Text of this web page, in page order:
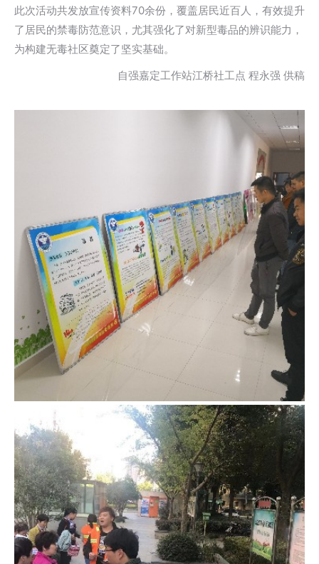
此次活动共发放宣传资料70余份，覆盖居民近百人，有效提升
了居民的禁毒防范意识，尤其强化了对新型毒品的辨识能力，
为构建无毒社区奠定了坚实基础。
自强嘉定工作站江桥社工点 程永强 供稿